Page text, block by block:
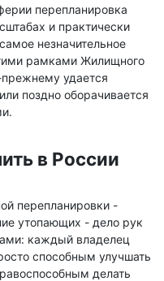
перепланировка
и практически
незначительное
рамками Жилищного
удается
поздно оборачивается
в России
перепланировки -
утопающих - дело рук
каждый владелец
способным улучшать
делать